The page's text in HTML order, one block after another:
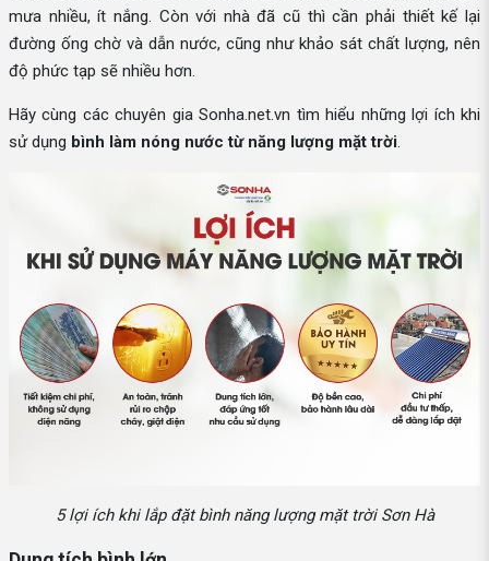
mưa nhiều, ít nắng. Còn với nhà đã cũ thì cần phải thiết kế lại
đường ống chờ và dẫn nước, cũng như khảo sát chất lượng, nên
độ phức tạp sẽ nhiều hơn.
Hãy cùng các chuyên gia Sonha.net.vn tìm hiểu những lợi ích khi
sử dụng bình làm nóng nước từ năng lượng mặt trời.
5 lợi ích khi lắp đặt bình năng lượng mặt trời Sơn Hà